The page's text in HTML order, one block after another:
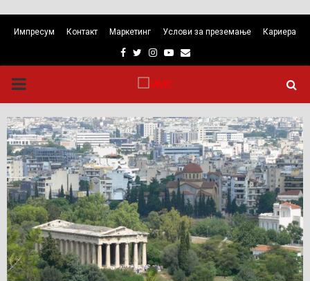
Импресум Контакт Маркетинг Услови за преземање Кариера
Facebook
TwitterInstagram
Youtube
Email
PRIMARY
MENU